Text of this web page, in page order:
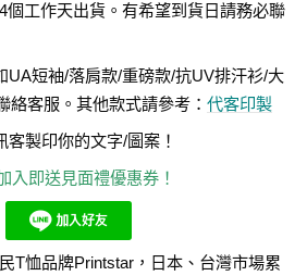
個工作天出貨。有希望到貨日請務必聯
UA短袖/落肩款/重磅款/抗UV排汗衫/大
絡客服。其他款式請參考： 代客印製
製印你的文字/圖案！
入即送見面禮優惠券！
T恤品牌Printstar，日本、台灣市場累